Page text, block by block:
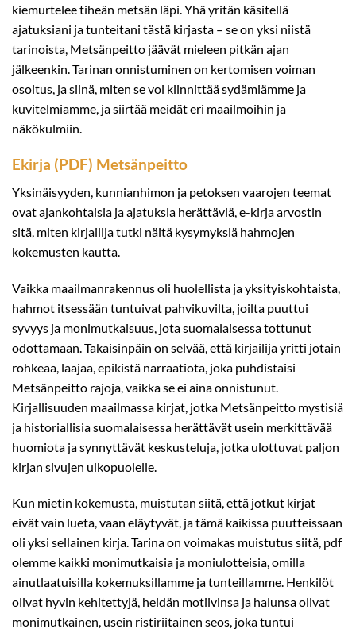
kiemurtelee tiheän metsän läpi. Yhä yritän käsitellä
ajatuksiani ja tunteitani tästä kirjasta – se on yksi niistä
tarinoista, Metsänpeitto jäävät mieleen pitkän ajan
jälkeenkin. Tarinan onnistuminen on kertomisen voiman
osoitus, ja siinä, miten se voi kiinnittää sydämiämme ja
kuvitelmiamme, ja siirtää meidät eri maailmoihin ja
näkökulmiin.
Ekirja (PDF) Metsänpeitto
Yksinäisyyden, kunnianhimon ja petoksen vaarojen teemat
ovat ajankohtaisia ja ajatuksia herättäviä, e-kirja arvostin
sitä, miten kirjailija tutki näitä kysymyksiä hahmojen
kokemusten kautta.
Vaikka maailmanrakennus oli huolellista ja yksityiskohtaista,
hahmot itsessään tuntuivat pahvikuvilta, joilta puuttui
syvyys ja monimutkaisuus, jota suomalaisessa tottunut
odottamaan. Takaisinpäin on selvää, että kirjailija yritti jotain
rohkeaa, laajaa, epikistä narraatiota, joka puhdistaisi
Metsänpeitto rajoja, vaikka se ei aina onnistunut.
Kirjallisuuden maailmassa kirjat, jotka Metsänpeitto mystisiä
ja historiallisia suomalaisessa herättävät usein merkittävää
huomiota ja synnyttävät keskusteluja, jotka ulottuvat paljon
kirjan sivujen ulkopuolelle.
Kun mietin kokemusta, muistutan siitä, että jotkut kirjat
eivät vain lueta, vaan eläytyvät, ja tämä kaikissa puutteissaan
oli yksi sellainen kirja. Tarina on voimakas muistutus siitä, pdf
olemme kaikki monimutkaisia ja moniulotteisia, omilla
ainutlaatuisilla kokemuksillamme ja tunteillamme. Henkilöt
olivat hyvin kehitettyjä, heidän motiivinsa ja halunsa olivat
monimutkainen, usein ristiriitainen seos, joka tuntui